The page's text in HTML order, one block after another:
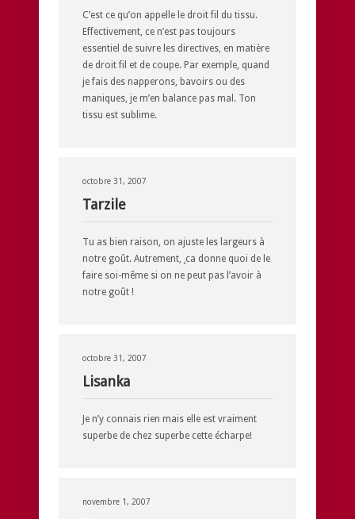
C’est ce qu’on appelle le droit fil du tissu.
Effectivement, ce n’est pas toujours
essentiel de suivre les directives, en matière
de droit fil et de coupe. Par exemple, quand
je fais des napperons, bavoirs ou des
maniques, je m’en balance pas mal. Ton
tissu est sublime.
octobre 31, 2007
Tarzile
Tu as bien raison, on ajuste les largeurs à
notre goût. Autrement, ¸ca donne quoi de le
faire soi-même si on ne peut pas l’avoir à
notre goût !
octobre 31, 2007
Lisanka
Je n’y connais rien mais elle est vraiment
superbe de chez superbe cette écharpe!
novembre 1, 2007